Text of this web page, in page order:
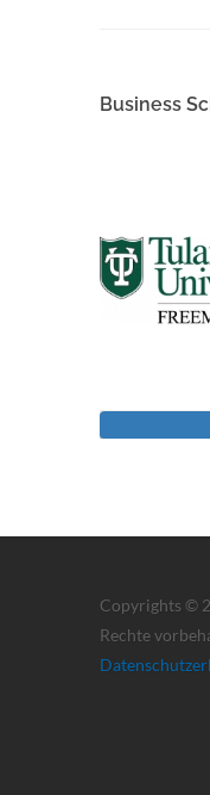
Business
Copyrights ©
Rechte